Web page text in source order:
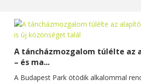
A táncházmozgalom túlélte az
– és ma...
A Budapest Park ötödik alkalommal